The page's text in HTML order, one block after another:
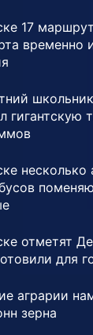
17
временно
гигантскую
несколько
отметят
для
аграрии
зерна